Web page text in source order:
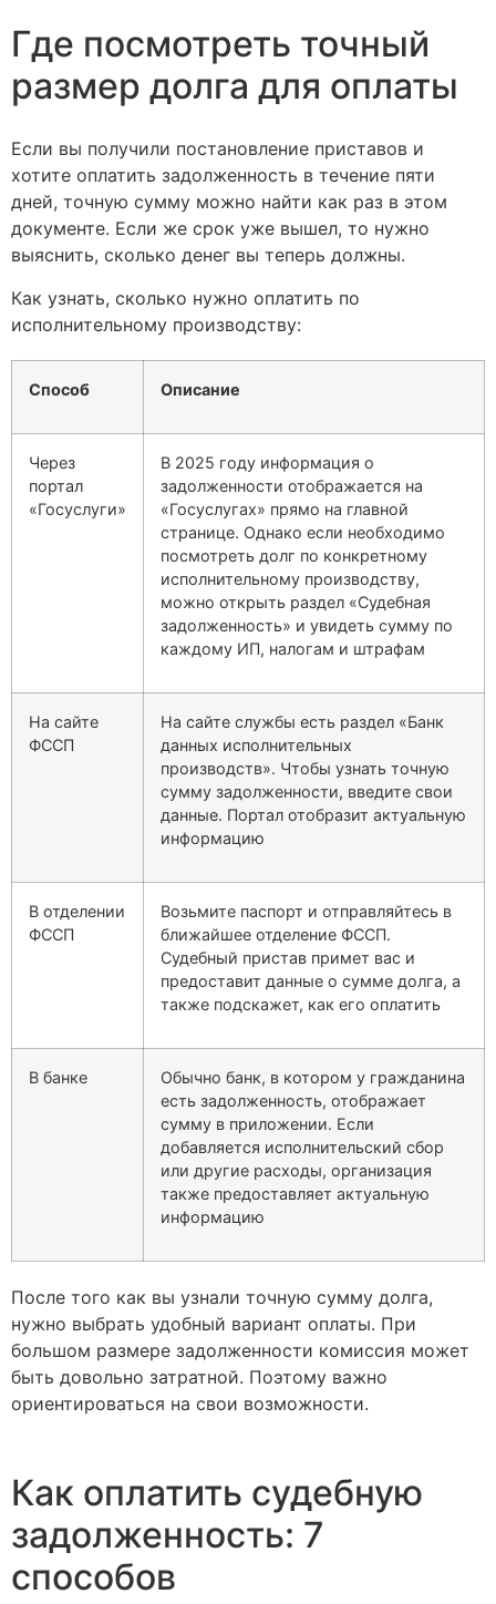
Где посмотреть точный
размер долга для оплаты
Если вы получили постановление приставов и
хотите оплатить задолженность в течение пяти
дней, точную сумму можно найти как раз в этом
документе. Если же срок уже вышел, то нужно
выяснить, сколько денег вы теперь должны.
Как узнать, сколько нужно оплатить по
исполнительному производству:
Способ Описание
Через
портал
«Госуслуги»
В 2025 году информация о
задолженности отображается на
«Госуслугах» прямо на главной
странице. Однако если необходимо
посмотреть долг по конкретному
исполнительному производству,
можно открыть раздел «Судебная
задолженность» и увидеть сумму по
каждому ИП, налогам и штрафам
На сайте
ФССП
На сайте службы есть раздел «Банк
данных исполнительных
производств». Чтобы узнать точную
сумму задолженности, введите свои
данные. Портал отобразит актуальную
информацию
В отделении
ФССП
Возьмите паспорт и отправляйтесь в
ближайшее отделение ФССП.
Судебный пристав примет вас и
предоставит данные о сумме долга, а
также подскажет, как его оплатить
В банке
Обычно банк, в котором у гражданина
есть задолженность, отображает
сумму в приложении. Если
добавляется исполнительский сбор
или другие расходы, организация
также предоставляет актуальную
информацию
После того как вы узнали точную сумму долга,
нужно выбрать удобный вариант оплаты. При
большом размере задолженности комиссия может
быть довольно затратной. Поэтому важно
ориентироваться на свои возможности.
Как оплатить судебную
задолженность: 7
способов